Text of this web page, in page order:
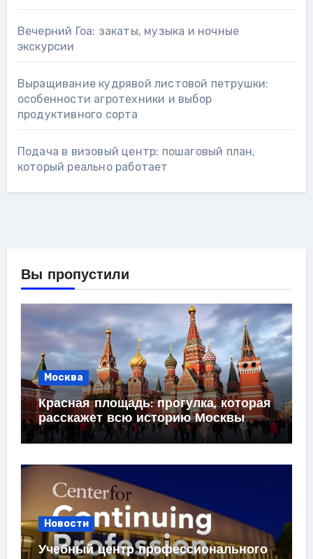
Вечерний Гоа: закаты, музыка и ночные
экскурсии
Выращивание кудрявой листовой петрушки:
особенности агротехники и выбор
продуктивного сорта
Подача в визовый центр: пошаговый план,
который реально работает
Вы пропустили
Москва
Красная площадь: прогулка, которая
расскажет всю историю Москвы
Новости
Учебный центр профессионального